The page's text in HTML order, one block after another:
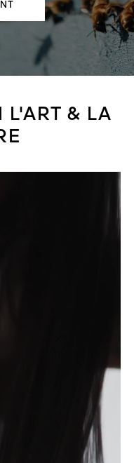
L'ART & LA